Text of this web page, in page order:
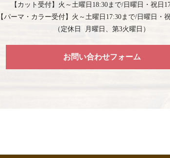
【カット受付】 火～土曜日18:30まで/日曜日・祝日
【パーマ・カラー受付】 火～土曜日17:30まで/日曜日・
（定休日 月曜日、第3火曜日）
お問い合わせフォーム